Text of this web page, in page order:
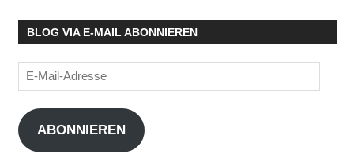
BLOG VIA E-MAIL ABONNIEREN
E-
Mail-
Adresse
ABONNIEREN